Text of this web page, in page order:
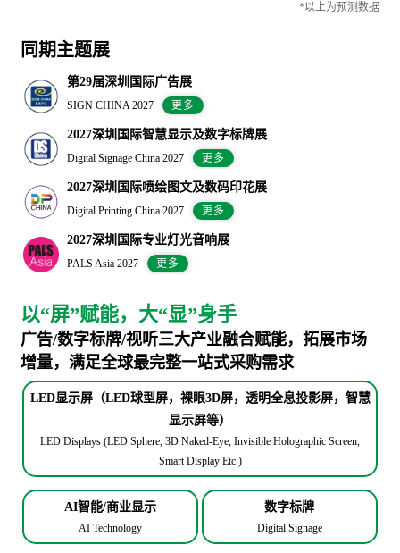
*以上为预测数据
同期主题展
第29届深圳国际广告展
SIGN CHINA 2027 更多
2027深圳国际智慧显示及数字标牌展
Digital Signage China 2027 更多
2027深圳国际喷绘图文及数码印花展
Digital Printing China 2027 更多
2027深圳国际专业灯光音响展
PALS Asia 2027 更多
以“屏”赋能，大“显”身手
广告/数字标牌/视听三大产业融合赋能，拓展市场
增量，满足全球最完整一站式采购需求
LED显示屏（LED球型屏，裸眼3D屏，透明全息投影屏，智慧
显示屏等）
LED Displays (LED Sphere, 3D Naked-Eye, Invisible Holographic Screen,
Smart Display Etc.)
AI智能/商业显示
AI Technology
数字标牌
Digital Signage